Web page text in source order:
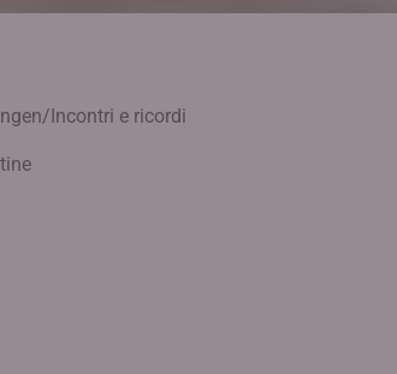
Incontri e ricordi